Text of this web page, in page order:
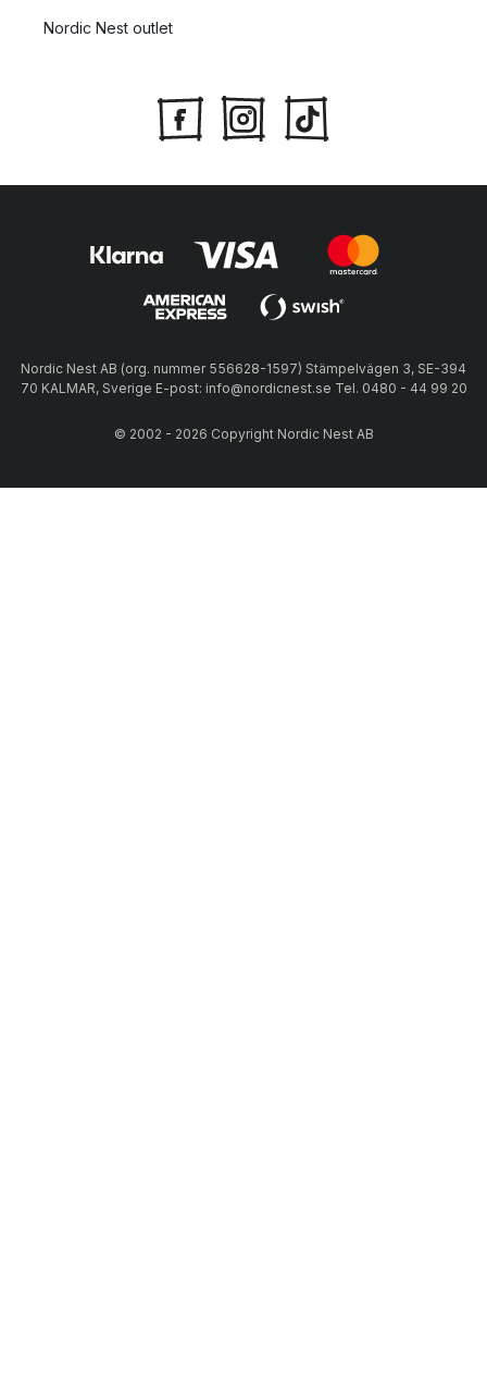
Nordic Nest outlet
Nordic Nest AB (org. nummer 556628-1597) Stämpelvägen 3, SE-394
70 KALMAR, Sverige E-post: info@nordicnest.se Tel. 0480 - 44 99 20
© 2002 - 2026 Copyright Nordic Nest AB